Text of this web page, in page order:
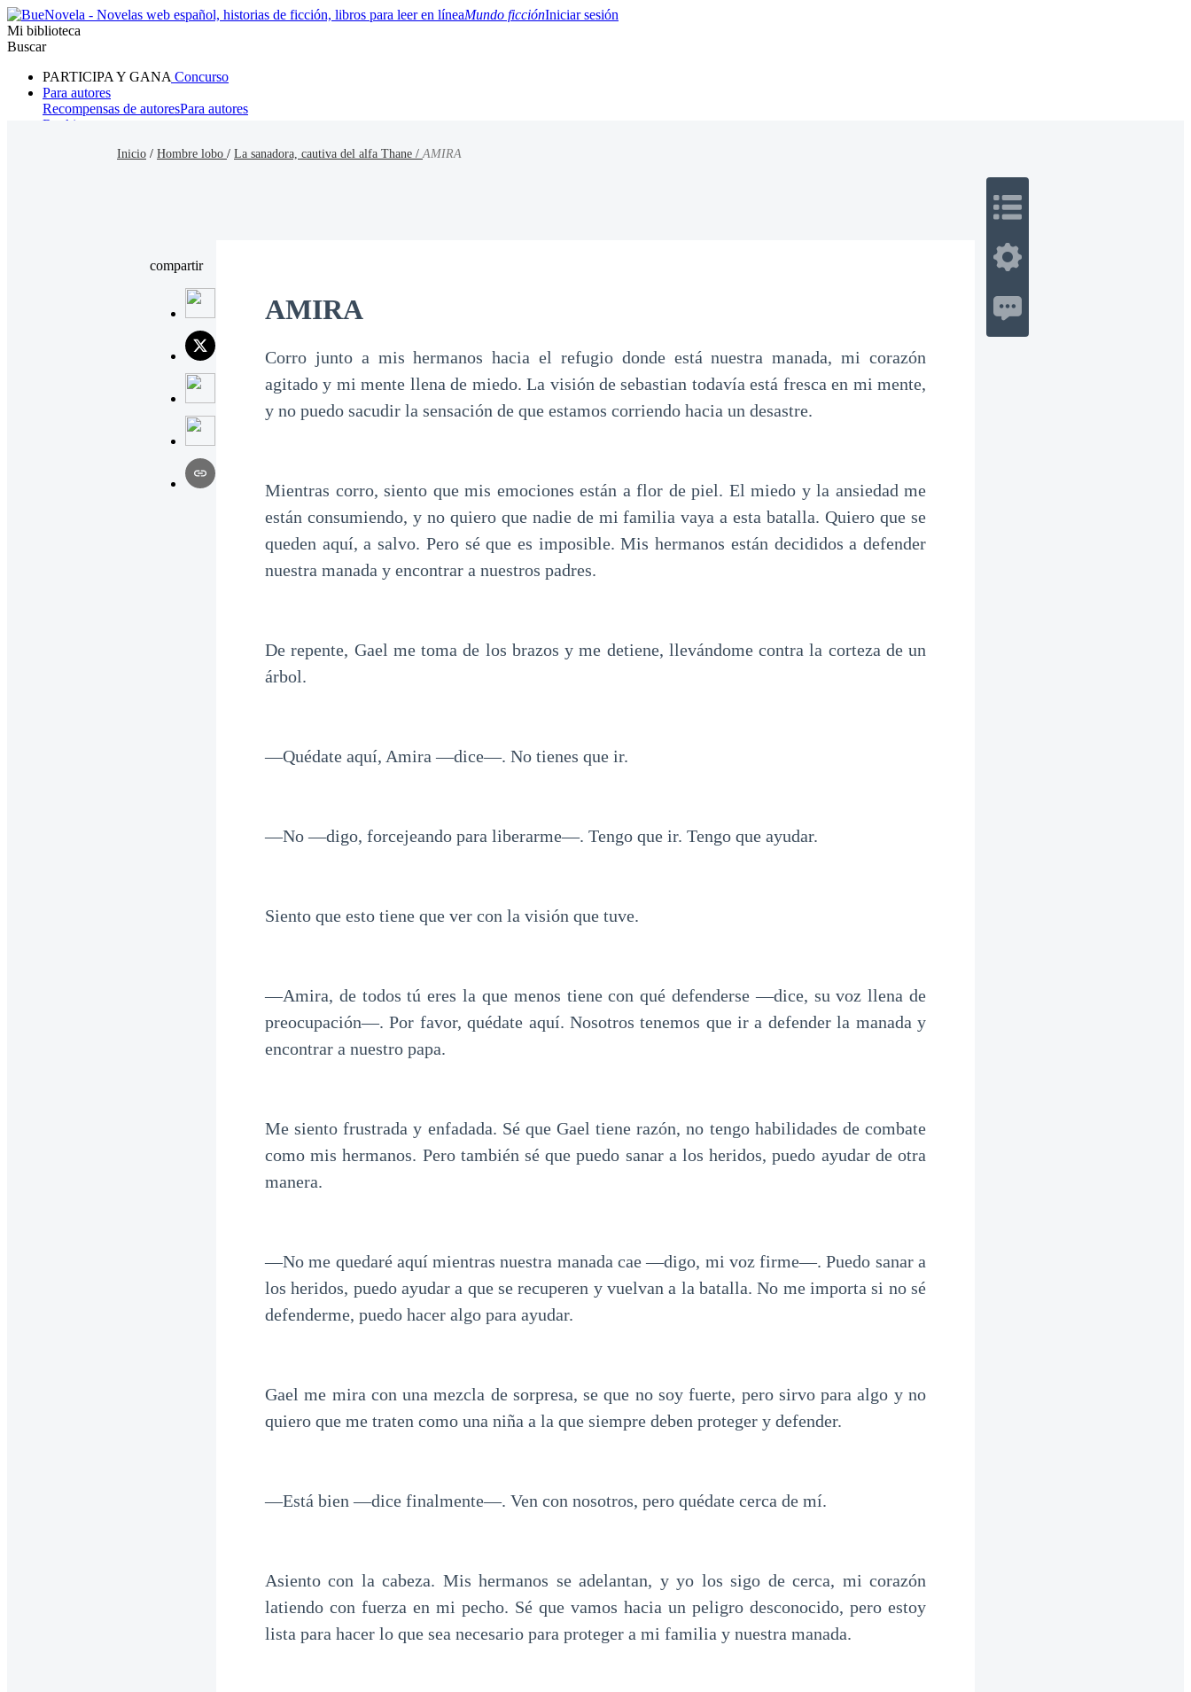
Mundo ficciónIniciar sesión
Mi biblioteca
Buscar
PARTICIPA Y GANA Concurso
Para autores
Recompensas de autoresPara autores
Ranking
Inicio / Hombre lobo / La sanadora, cautiva del alfa Thane /AMIRA
compartir
AMIRA
Corro junto a mis hermanos hacia el refugio donde está nuestra manada, mi corazón
agitado y mi mente llena de miedo. La visión de sebastian todavía está fresca en mi mente,
y no puedo sacudir la sensación de que estamos corriendo hacia un desastre.
Mientras corro, siento que mis emociones están a flor de piel. El miedo y la ansiedad me
están consumiendo, y no quiero que nadie de mi familia vaya a esta batalla. Quiero que se
queden aquí, a salvo. Pero sé que es imposible. Mis hermanos están decididos a defender
nuestra manada y encontrar a nuestros padres.
De repente, Gael me toma de los brazos y me detiene, llevándome contra la corteza de un
árbol.
—Quédate aquí, Amira —dice—. No tienes que ir.
—No —digo, forcejeando para liberarme—. Tengo que ir. Tengo que ayudar.
Siento que esto tiene que ver con la visión que tuve.
—Amira, de todos tú eres la que menos tiene con qué defenderse —dice, su voz llena de
preocupación—. Por favor, quédate aquí. Nosotros tenemos que ir a defender la manada y
encontrar a nuestro papa.
Me siento frustrada y enfadada. Sé que Gael tiene razón, no tengo habilidades de combate
como mis hermanos. Pero también sé que puedo sanar a los heridos, puedo ayudar de otra
manera.
—No me quedaré aquí mientras nuestra manada cae —digo, mi voz firme—. Puedo sanar a
los heridos, puedo ayudar a que se recuperen y vuelvan a la batalla. No me importa si no sé
defenderme, puedo hacer algo para ayudar.
Gael me mira con una mezcla de sorpresa, se que no soy fuerte, pero sirvo para algo y no
quiero que me traten como una niña a la que siempre deben proteger y defender.
—Está bien —dice finalmente—. Ven con nosotros, pero quédate cerca de mí.
Asiento con la cabeza. Mis hermanos se adelantan, y yo los sigo de cerca, mi corazón
latiendo con fuerza en mi pecho. Sé que vamos hacia un peligro desconocido, pero estoy
lista para hacer lo que sea necesario para proteger a mi familia y nuestra manada.